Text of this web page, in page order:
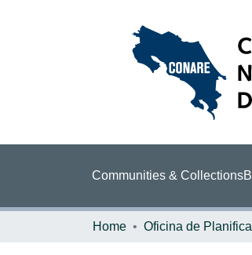
Communities & Collections
Home